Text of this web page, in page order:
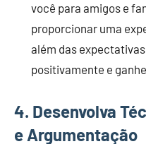
você para amigos e
proporcionar uma
além das
positivamente e
4. Desenvolva
e Argumentação